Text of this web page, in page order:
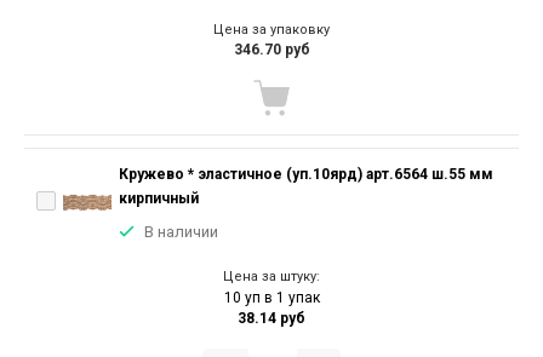
Цена за упаковку
346.70 руб
Кружево * эластичное (уп.10ярд) арт.6564 ш.55 мм
кирпичный
В наличии
Цена за штуку:
10 уп в 1 упак
38.14 руб